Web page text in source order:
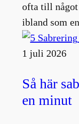
ofta till något
ibland som
1 juli 2026
Så här
en minut